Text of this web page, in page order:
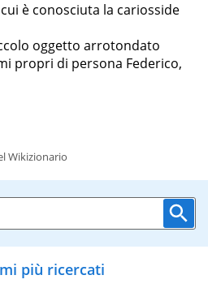
è conosciuta la cariosside
oggetto arrotondato
propri di persona Federico,
Wikizionario
più ricercati